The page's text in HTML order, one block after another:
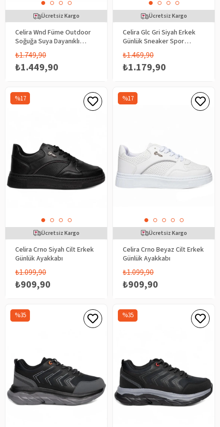
Celira Wnd Füme Outdoor
Soğuğa Suya Dayanıklı
Erkek Bot
₺1.449,90
₺1.749,90
Ücretsiz Kargo
Celira Glc Gri Siyah Erkek
Günlük Sneaker Spor
Ayakkabı
₺1.179,90
₺1.469,90
Ücretsiz Kargo
Celira Crno Siyah Cilt Erkek
Günlük Ayakkabı
₺909,90
₺1.099,90
%17
Ücretsiz Kargo
Celira Crno Beyaz Cilt Erkek
Günlük Ayakkabı
₺909,90
₺1.099,90
%17
Ücretsiz Kargo
%35 %35